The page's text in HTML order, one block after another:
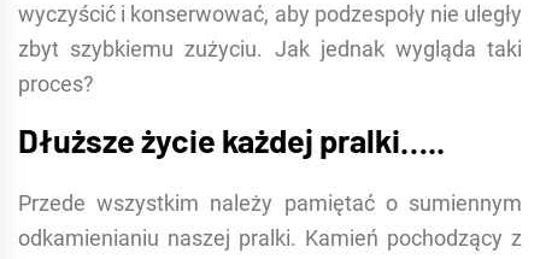
wyczyścić i konserwować, aby podzespoły nie uległy
zbyt szybkiemu zużyciu. Jak jednak wygląda taki
proces?
Dłuższe życie każdej pralki…..
Przede wszystkim należy pamiętać o sumiennym
odkamienianiu naszej pralki. Kamień pochodzący z